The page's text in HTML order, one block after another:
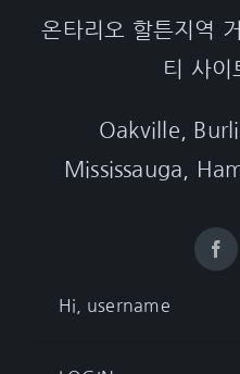
온타리오 할튼지역
티 사이
Oakville,
Mississauga,
Hi, username